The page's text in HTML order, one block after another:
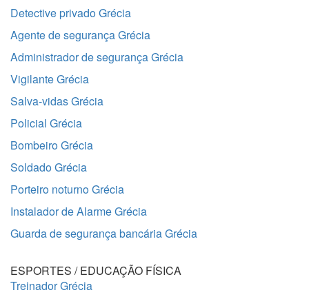
Detective privado Grécia
Agente de segurança Grécia
Administrador de segurança Grécia
Vigilante Grécia
Salva-vidas Grécia
Policial Grécia
Bombeiro Grécia
Soldado Grécia
Porteiro noturno Grécia
Instalador de Alarme Grécia
Guarda de segurança bancária Grécia
ESPORTES / EDUCAÇÃO FÍSICA
Treinador Grécia